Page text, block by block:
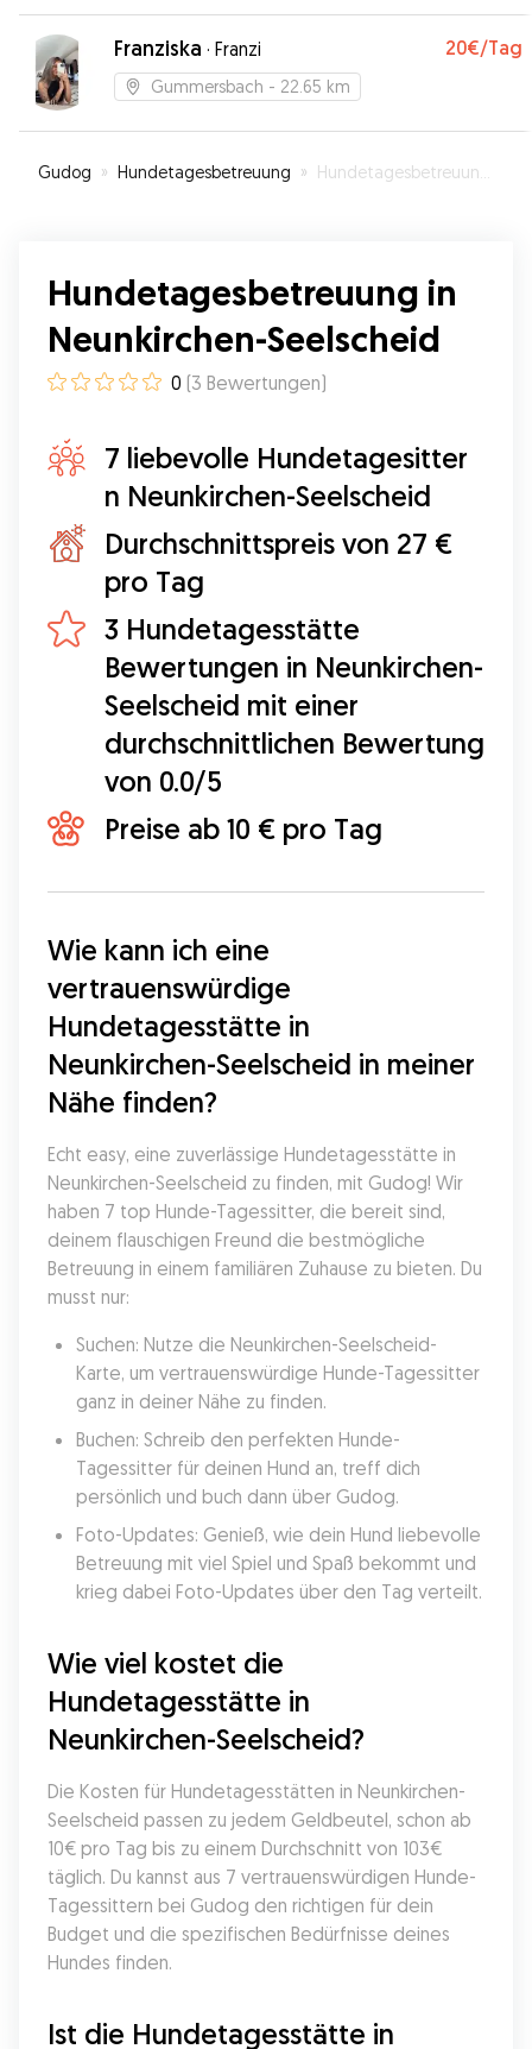
Franziska · Franzi 20€/Tag
Gummersbach - 22.65 km
Gudog » Hundetagesbetreuung » Hundetagesbetreuung in Neunkirchen-Seelscheid
Hundetagesbetreuung in
Neunkirchen-Seelscheid
0 (3 Bewertungen)
7 liebevolle Hundetagesitter
n Neunkirchen-Seelscheid
Durchschnittspreis von 27 €
pro Tag
3 Hundetagesstätte
Bewertungen in Neunkirchen-
Seelscheid mit einer
durchschnittlichen Bewertung
von 0.0/5
Preise ab 10 € pro Tag
Wie kann ich eine
vertrauenswürdige
Hundetagesstätte in
Neunkirchen-Seelscheid in meiner
Nähe finden?
Echt easy, eine zuverlässige Hundetagesstätte in
Neunkirchen-Seelscheid zu finden, mit Gudog! Wir
haben 7 top Hunde-Tagessitter, die bereit sind,
deinem flauschigen Freund die bestmögliche
Betreuung in einem familiären Zuhause zu bieten. Du
musst nur:
Suchen: Nutze die Neunkirchen-Seelscheid-
Karte, um vertrauenswürdige Hunde-Tagessitter
ganz in deiner Nähe zu finden.
Buchen: Schreib den perfekten Hunde-
Tagessitter für deinen Hund an, treff dich
persönlich und buch dann über Gudog.
Foto-Updates: Genieß, wie dein Hund liebevolle
Betreuung mit viel Spiel und Spaß bekommt und
krieg dabei Foto-Updates über den Tag verteilt.
Wie viel kostet die
Hundetagesstätte in
Neunkirchen-Seelscheid?
Die Kosten für Hundetagesstätten in Neunkirchen-
Seelscheid passen zu jedem Geldbeutel, schon ab
10€ pro Tag bis zu einem Durchschnitt von 103€
täglich. Du kannst aus 7 vertrauenswürdigen Hunde-
Tagessittern bei Gudog den richtigen für dein
Budget und die spezifischen Bedürfnisse deines
Hundes finden.
Ist die Hundetagesstätte in